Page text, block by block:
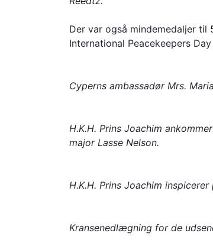
Der var også mindemedaljer
International Peacekeepers
Cyperns ambassadør Mrs.
H.K.H. Prins Joachim
major Lasse Nelson.
H.K.H. Prins Joachim
Kransenedlægning for de